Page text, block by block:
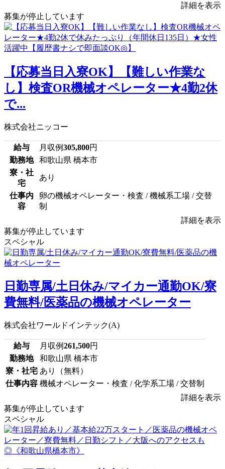
詳細を表示
募集が停止しています
【応募当日入寮OK】【難しい作業な
し】検査OR機械オペレーター★4勤2休
で...
株式会社ニッコー
給与 月収例305,800円
勤務地
和歌山県 橋本市
寮・社
宅
あり
仕事内
容
卵の機械オペレーター・検査 / 機械系工場 / 交替
制
詳細を表示
募集が停止しています
スペシャル
日勤専属/土日休み/マイカー通勤OK/寮
費無料/医薬品の機械オペレーター
株式会社ワールドインテック(A)
給与 月収例261,500円
勤務地
和歌山県 橋本市
寮・社宅 あり（無料）
仕事内容 機械オペレーター・検査 / 化学系工場 / 交替制
詳細を表示
募集が停止しています
スペシャル